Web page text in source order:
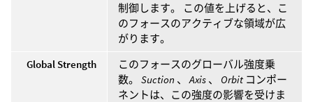
制御します。 この値を上げると、こ
のフォースのアクティブな領域が広
がります。
Global Strength
このフォースのグローバル強度乗
数。 Suction 、 Axis 、 Orbit コンポー
ネントは、この強度の影響を受けま